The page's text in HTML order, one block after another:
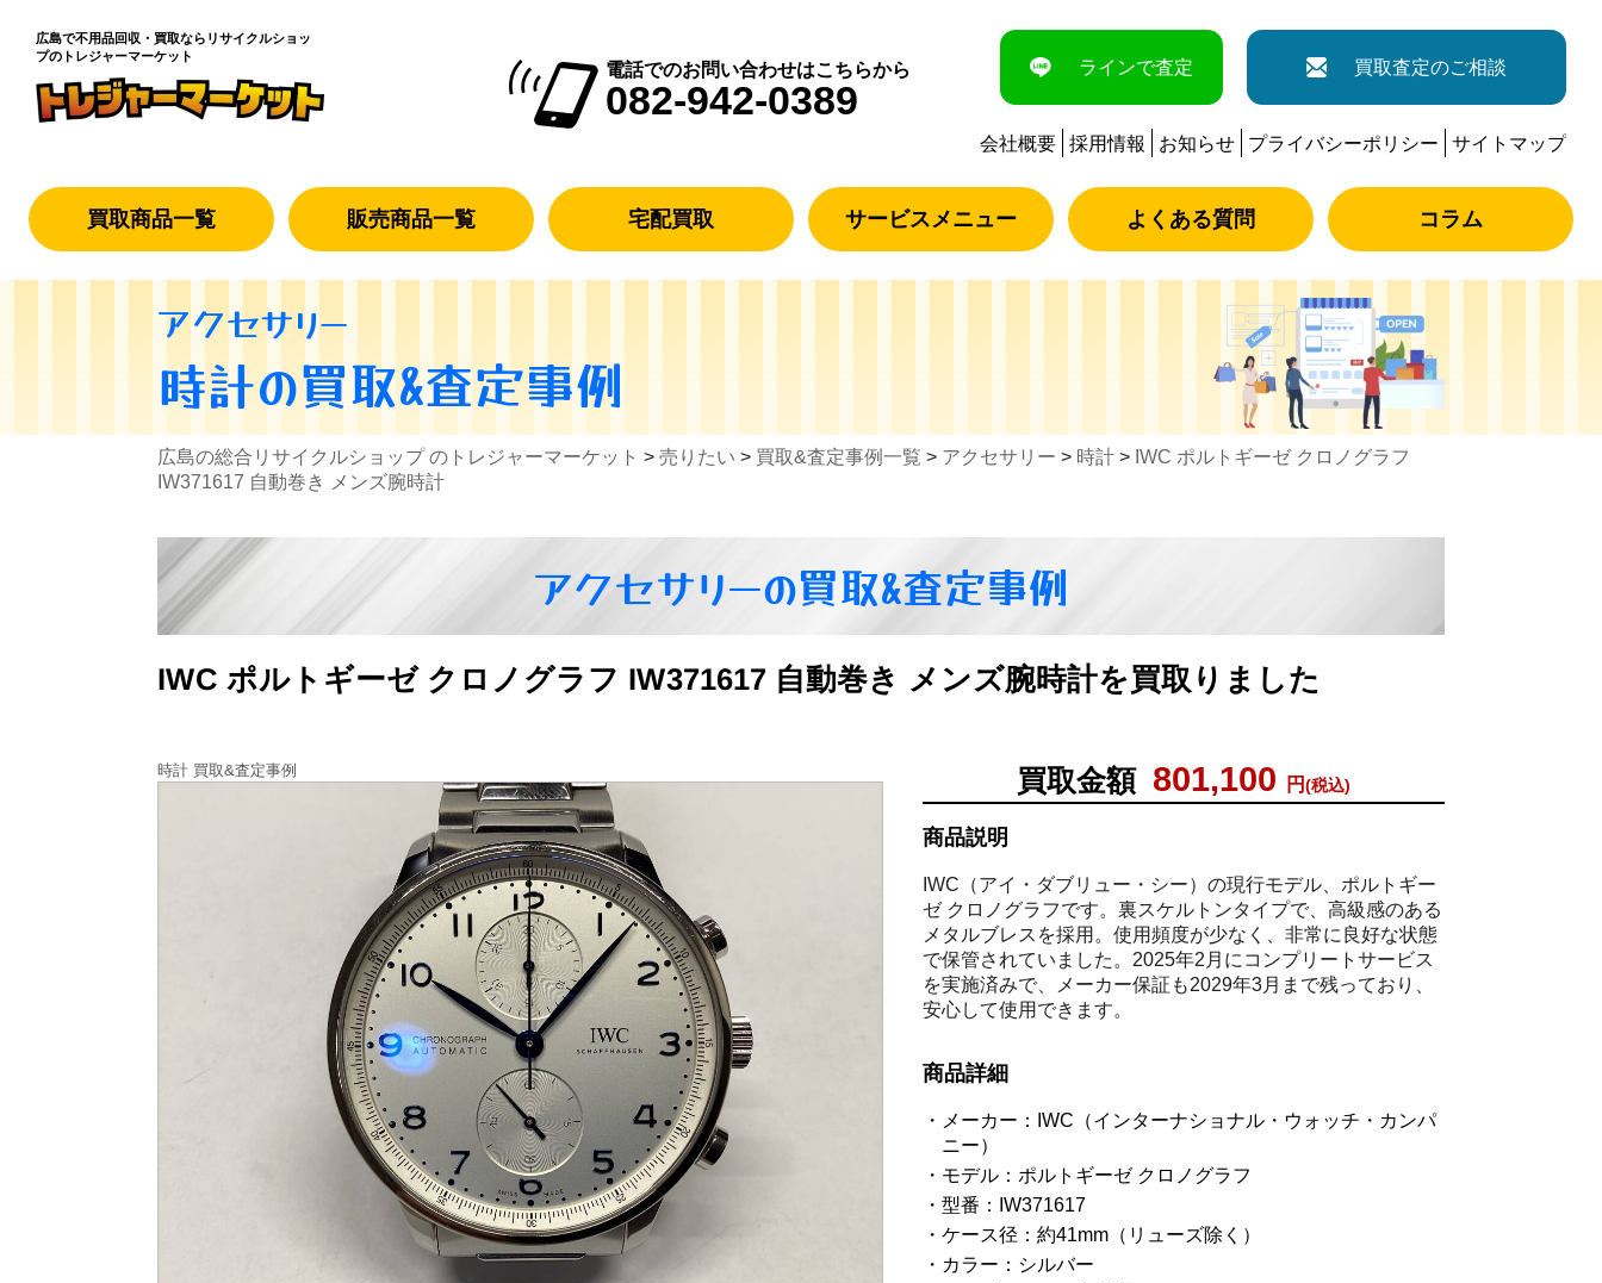
広島で不用品回収・買取なら リサイクルショッ
プのトレジャーマーケット
電話でのお問い合わせはこちらから
082-942-0389
ラインで査定 買取査定のご相談
会社概要 採用情報 お知らせ プライバシーポリシー サイトマップ
買取商品一覧 販売商品一覧 宅配買取 サービスメニュー よくある質問 コラム
アクセサリー
時計の買取&査定事例
広島の総合リサイクルショップ のトレジャーマーケット > 売りたい > 買取&査定事例一覧 > アクセサリー > 時計 > IWC ポルトギーゼ クロノグラフ
IW371617 自動巻き メンズ腕時計
アクセサリーの買取&査定事例
IWC ポルトギーゼ クロノグラフ IW371617 自動巻き メンズ腕時計を買取りました
買取金額 801,100 円(税込)
商品説明
IWC（アイ・ダブリュー・シー）の現行モデル、ポルトギー
ゼ クロノグラフです。裏スケルトンタイプで、高級感のある
メタルブレスを採用。使用頻度が少なく、非常に良好な状態
で保管されていました。2025年2月にコンプリートサービス
を実施済みで、メーカー保証も2029年3月まで残っており、
安心して使用できます。
商品詳細
メーカー：IWC（インターナショナル・ウォッチ・カンパ
ニー）
モデル：ポルトギーゼ クロノグラフ
型番：IW371617
ケース径：約41mm（リューズ除く）
カラー：シルバー
時計 買取&査定事例